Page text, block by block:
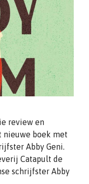
review en
nieuwe boek met
Abby Geni.
Catapult de
schrijfster Abby